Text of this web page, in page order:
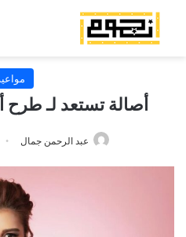
أصالة تستعد لـ طرح
عبد الرحمن جمال